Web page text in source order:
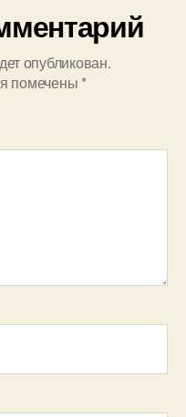
опубликован.
помечены *